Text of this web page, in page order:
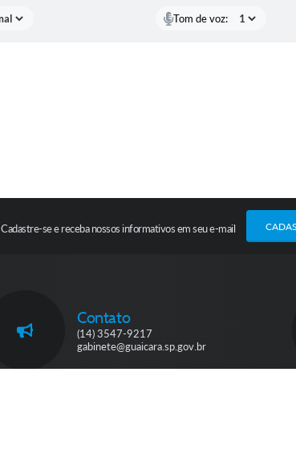
Tom de voz:
Cadastre-se e receba nossos informativos em seu e-mail
Contato
(14) 3547-9217
gabinete@guaicara.sp.gov.br